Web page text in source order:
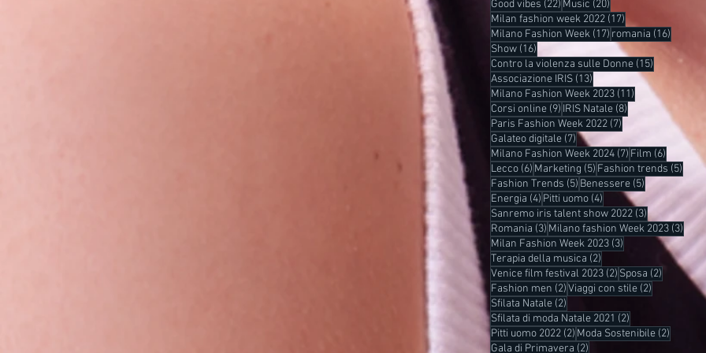
Good vibes (22) 22 post
Music (20)
Milan fashion week 2022 (17)
Milano Fashion Week (17) 17 post
romania (16)
Show (16)
Contro la violenza sulle Donne (15) 15 post
Associazione IRIS (13)
Milano Fashion Week 2023 (11) 11 post
Corsi online (9) 9 post
IRIS Natale (8)
Paris Fashion Week 2022 (7)
Galateo digitale (7)7 post
Milano Fashion Week 2024 (7) 7 post
Film (6)
Lecco (6) 6 post
Marketing (5) 5 post
Fashion trends (5) 5
Fashion Trends (5) 5 post
Benessere (5)
Energia (4) 4 post
Pitti uomo (4) 4 post
Sanremo iris talent show 2022 (3)3 post
Romania (3) 3 post
Milano fashion Week 2023 (3)3
Milan Fashion Week 2023 (3)
Terapia della musica (2)
Venice film festival 2023 (2) 2 post
Sposa (2) 2 post
Fashion men (2)2 post
Viaggi con stile (2)
Sfilata Natale (2)
Sfilata di moda Natale 2021 (2)
Pitti uomo 2022 (2) 2 post
Moda Sostenibile (2)
Gala di Primavera (2)